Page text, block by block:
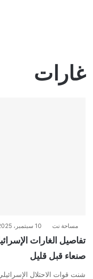
غارات
مساحة نت 10 سبتمبر، 2025
تفاصيل الغارات
صنعاء قبل قليل
شنت قوات الاحتلال